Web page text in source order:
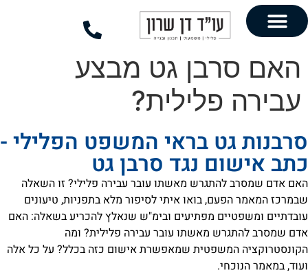
לתוכן
גט מבצע
פלילית?
בראי המשפט הפלילי -
נגד סרבן גט
מאשתו עובר עבירה פלילי? זו השאלה
בואו איתי לסיפור מלא בתפניות, טיעונים
מפתיעים ובימ"ש שנאלץ להכריע בשאלה: האם
מאשתו עובר עבירה פלילית? ומה
שמאפשרת אישום כזה בכלל? על כל אלה